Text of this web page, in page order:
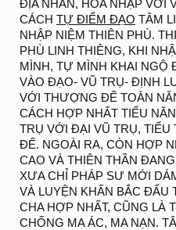
ĐỊA NHÂN, HÒA NHẬP VỚI
CÁCH TỰ ĐIỂM ĐẠO TÂM
NHẬP NIỆM THIÊN PHÙ.
PHÙ LINH THIÊNG, KHI
MÌNH, TỰ MÌNH KHAI NGỘ
VÀO ĐẠO- VŨ TRỤ- ĐỊNH
VỚI THƯỢNG ĐẾ TOÀN
CÁCH HỢP NHẤT TIỂU
TRỤ VỚI ĐẠI VŨ TRỤ,
ĐẾ. NGOÀI RA, CÒN HỢP
CAO VÀ THIÊN THẦN
XƯA CHỈ PHÁP SƯ MỚI
VÀ LUYỆN KHẤN BẮC ĐẨU
CHA HỢP NHẤT, CŨNG LÀ
CHỐNG MA ÁC, MA NẠN.